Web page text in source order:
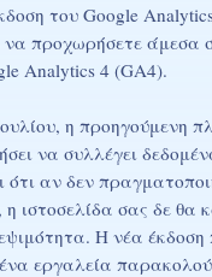
του Google
προχωρήσετε άμεσα
Analytics 4 (GA4).
η προηγούμενη
να συλλέγει
ότι αν δεν
ιστοσελίδα σας δε θα
Η νέα έκδοση
εργαλεία